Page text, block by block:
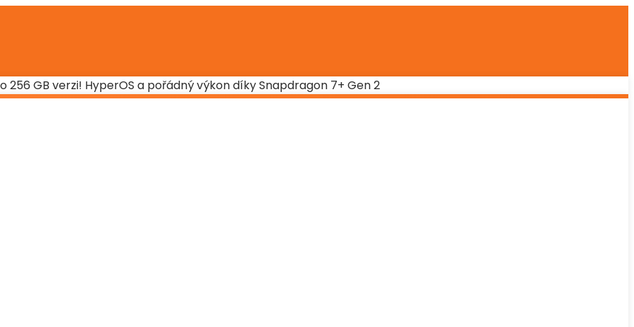
256 GB verzi! HyperOS a pořádný výkon díky Snapdragon 7+ Gen 2